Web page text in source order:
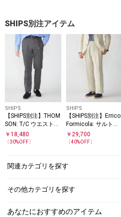
SHIPS別注アイテム
SHIPS
【SHIPS別注】THOM
SON: T/C ウエストポ
イントクロス チノパ
ンツ
￥ 18,480
〔30%OFF〕
SHIPS
【SHIPS別注】Errico
Formicola: サルトリ
アル リネン バスケッ
ト スラックス
￥29,700
〔40%OFF〕
関連カテゴリを探す
その他カテゴリを探す
あなたにおすすめのアイテム